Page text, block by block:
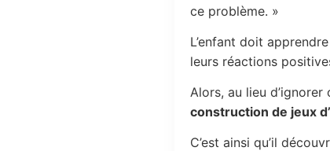
ce problème. »
L’enfant doit
leurs réactions
Alors, au lieu
construction de jeux
C’est ainsi qu’il